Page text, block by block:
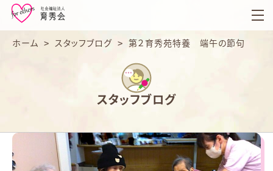
育
秀
会
ホーム > スタッフブログ > 第２育秀苑特養 端午の節句
スタッフブログ